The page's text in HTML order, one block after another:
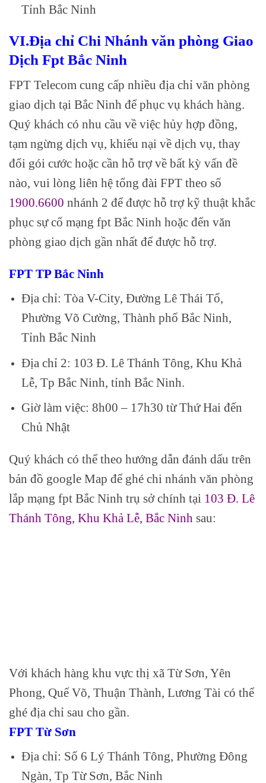
Tỉnh Bắc Ninh
VI.Địa chỉ Chi Nhánh văn phòng Giao
Dịch Fpt Bắc Ninh
FPT Telecom cung cấp nhiều địa chỉ văn phòng
giao dịch tại Bắc Ninh để phục vụ khách hàng.
Quý khách có nhu cầu về việc hủy hợp đồng,
tạm ngừng dịch vụ, khiếu nại về dịch vụ, thay
đổi gói cước hoặc cần hỗ trợ về bất kỳ vấn đề
nào, vui lòng liên hệ tổng đài FPT theo số
1900.6600 nhánh 2 để được hỗ trợ kỹ thuật khắc
phục sự cố mạng fpt Bắc Ninh hoặc đến văn
phòng giao dịch gần nhất để được hỗ trợ.
FPT TP Bắc Ninh
Địa chỉ: Tòa V-City, Đường Lê Thái Tổ,
Phường Võ Cường, Thành phố Bắc Ninh,
Tỉnh Bắc Ninh
Địa chỉ 2: 103 Đ. Lê Thánh Tông, Khu Khả
Lễ, Tp Bắc Ninh, tỉnh Bắc Ninh.
Giờ làm việc: 8h00 – 17h30 từ Thứ Hai đến
Chủ Nhật
Quý khách có thể theo hướng dẫn đánh dấu trên
bản đồ google Map để ghé chi nhánh văn phòng
lắp mạng fpt Bắc Ninh trụ sở chính tại 103 Đ. Lê
Thánh Tông, Khu Khả Lễ, Bắc Ninh sau:
Với khách hàng khu vực thị xã Từ Sơn, Yên
Phong, Quế Võ, Thuận Thành, Lương Tài có thể
ghé địa chỉ sau cho gần.
FPT Từ Sơn
Địa chỉ: Số 6 Lý Thánh Tông, Phường Đông
Ngàn, Tp Từ Sơn, Bắc Ninh